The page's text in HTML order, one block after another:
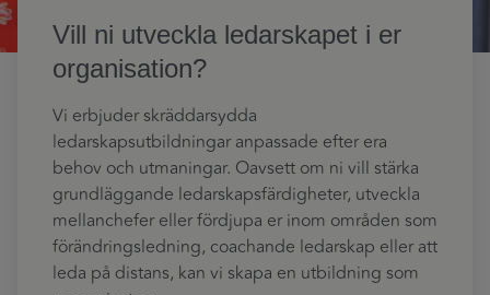
Vill ni utveckla ledarskapet i er
organisation?
Vi erbjuder skräddarsydda
ledarskapsutbildningar anpassade efter era
behov och utmaningar. Oavsett om ni vill stärka
grundläggande ledarskapsfärdigheter, utveckla
mellanchefer eller fördjupa er inom områden som
förändringsledning, coachande ledarskap eller att
leda på distans, kan vi skapa en utbildning som